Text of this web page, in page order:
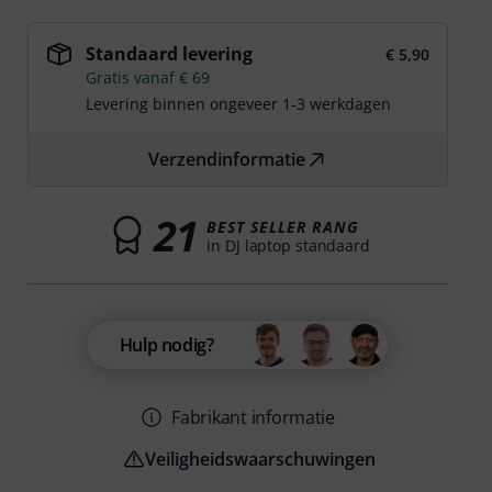
Standaard levering
€ 5,90
Gratis vanaf € 69
Levering binnen ongeveer 1-3 werkdagen
Verzendinformatie
21 BEST SELLER RANG
in DJ laptop standaard
Hulp nodig?
Fabrikant informatie
Veiligheidswaarschuwingen